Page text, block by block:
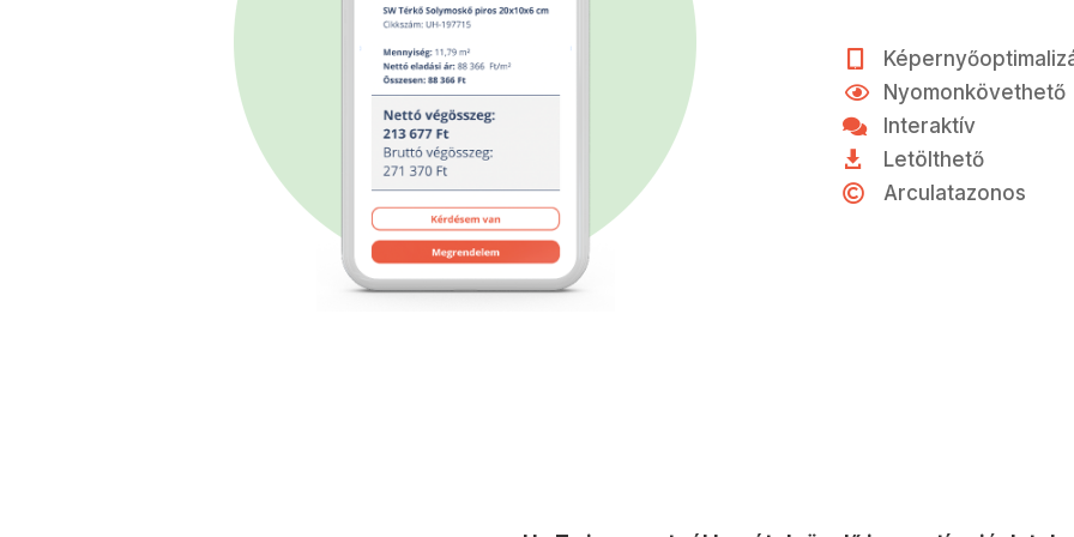

 Nyomonkövethető
 Interaktív
 Letölthető
 Arculatazonos